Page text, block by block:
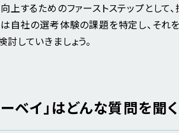
上するためのファーストステップとし
は自社の選考体験の課題を特定し、そ
していきましょう。
ーベイ」はどんな質問を聞